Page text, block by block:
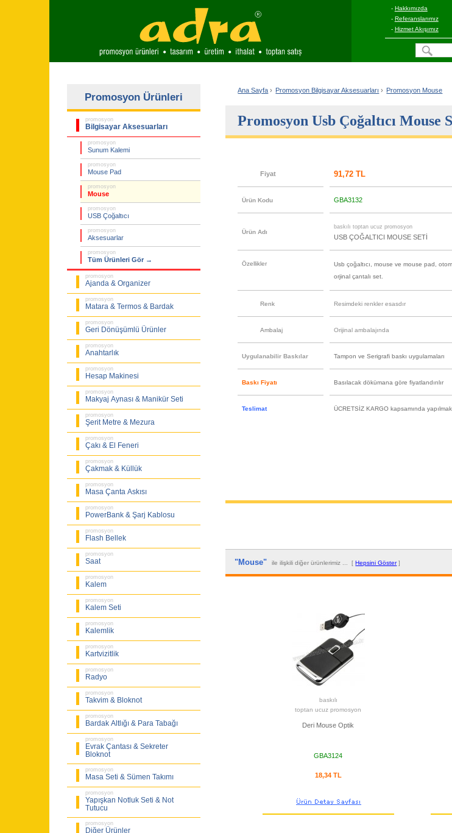
- Hakkımızda
- Referanslarımız
- Hizmet Akışımız
Promosyon Ürünleri
promosyon
Bilgisayar Aksesuarları
promosyon
Sunum Kalemi
promosyon
Mouse Pad
promosyon
Mouse
promosyon
USB Çoğaltıcı
promosyon
Aksesuarlar
promosyon
Tüm Ürünleri Gör →
promosyon
Ajanda & Organizer
promosyon
Matara & Termos & Bardak
promosyon
Geri Dönüşümlü Ürünler
promosyon
Anahtarlık
promosyon
Hesap Makinesi
promosyon
Makyaj Aynası & Manikür Seti
promosyon
Şerit Metre & Mezura
promosyon
Çakı & El Feneri
promosyon
Çakmak & Küllük
promosyon
Masa Çanta Askısı
promosyon
PowerBank & Şarj Kablosu
promosyon
Flash Bellek
promosyon
Saat
promosyon
Kalem
promosyon
Kalem Seti
promosyon
Kalemlik
promosyon
Kartvizitlik
promosyon
Radyo
promosyon
Takvim & Bloknot
promosyon
Bardak Altlığı & Para Tabağı
promosyon
Evrak Çantası & Sekreter
Bloknot
promosyon
Masa Seti & Sümen Takımı
promosyon
Yapışkan Notluk Seti & Not
Tutucu
promosyon
Diğer Ürünler
Ana Sayfa › Promosyon Bilgisayar Aksesuarları › Promosyon Mouse
Promosyon Usb Çoğaltıcı Mouse
Fiyat 91,72 TL
Ürün Kodu GBA3132
Ürün Adı
baskılı toptan ucuz promosyon
USB ÇOĞALTICI MOUSE SETİ
Özellikler
Usb çoğaltıcı, mouse ve mouse pad,
orjinal çantalı set.
Renk Resimdeki renkler esasdır
Ambalaj Orijinal ambalajında
Uygulanabilir Baskılar Tampon ve Serigrafi baskı uygulamaları
Baskı Fiyatı Basılacak dökümana göre fiyatlandırılır
Teslimat ÜCRETSİZ KARGO kapsamında
"Mouse"ile ilişkili diğer ürünlerimiz ... [Hepsini Göster]
baskılı
toptan ucuz promosyon
Deri Mouse Optik
GBA3124
18,34 TL